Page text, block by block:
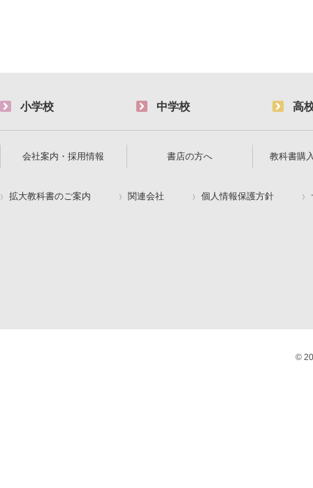
小学校 中学校 高
会社案内・採用情報 書店の方へ 教科書購
拡大教科書のご案内 関連会社 個人情報保護方針
©